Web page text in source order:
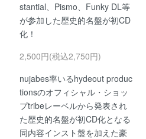
stantial、Pismo、Funky DL等
が参加した歴史的名盤が初CD
化！
2,500円(税込2,750円)
nujabes率いるhydeout produc
tionsのオフィシャル・ショッ
プtribeレーベルから発表され
た歴史的名盤が初CD化となる
同内容インスト盤を加えた豪